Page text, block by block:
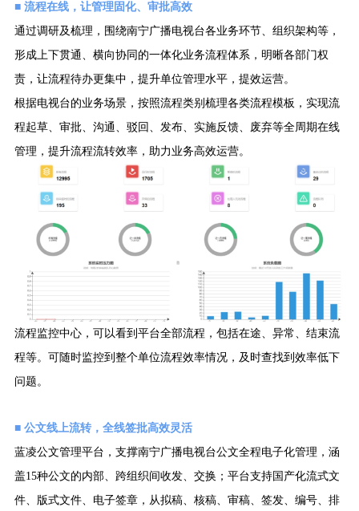
■ 流程在线，让管理固化、审批高效
通过调研及梳理， 围绕南宁广播电视台各业务环节、组织架构等，
形成上下贯通、横向协同的一体化业务流程体系，明晰各部门权
责，让流程待办更集中，提升单位管理水平，提效运营。
根据电视台的业务场景，按照流程类别梳理各类流程模板，实现流
程起草、审批、沟通、驳回、发布、实施反馈、废弃等全周期在线
管理，提升流程流转效率，助力业务高效运营。
流程监控中心，可以看到平台全部流程，包括在途、异常、结束流
程等。可随时监控到整个单位流程效率情况，及时查找到效率低下
问题。
■ 公文线上流转，全线签批高效灵活
蓝凌公文管理平台，支撑南宁广播电视台公文全程电子化管理，涵
盖15种公文的内部、跨组织间收发、交换；平台支持国产化流式文
件、版式文件、电子签章，从拟稿、核稿、审稿、签发、编号、排